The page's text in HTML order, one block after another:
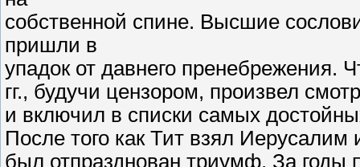
собственной спине. Высшие
пришли в
упадок от давнего пренебрежения.
гг., будучи цензором, произвел
и включил в списки самых
После того как Тит взял
был отпразднован триумф. За годы